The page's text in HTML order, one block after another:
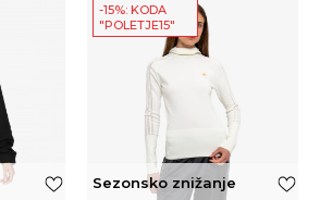
-15%: KODA
"POLETJE15"
Sezonsko znižanje